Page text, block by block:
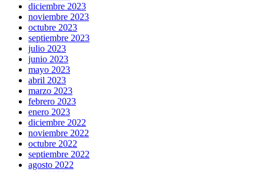
diciembre 2023
noviembre 2023
octubre 2023
septiembre 2023
julio 2023
junio 2023
mayo 2023
abril 2023
marzo 2023
febrero 2023
enero 2023
diciembre 2022
noviembre 2022
octubre 2022
septiembre 2022
agosto 2022